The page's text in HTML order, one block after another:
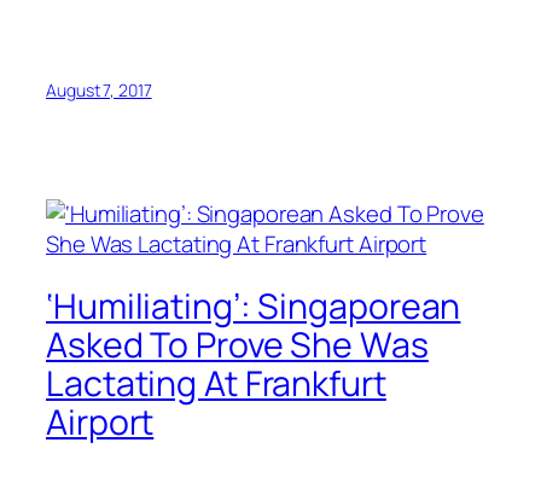
August 7, 2017
‘Humiliating’: Singaporean
Asked To Prove She Was
Lactating At Frankfurt
Airport